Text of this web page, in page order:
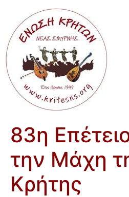
83η
την Μάχη
Κρήτης